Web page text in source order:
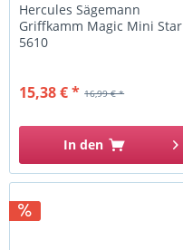
Hercules Sägemann
Griffkamm Magic Mini Star
5610
16,99 € *
15,38 € *
In den